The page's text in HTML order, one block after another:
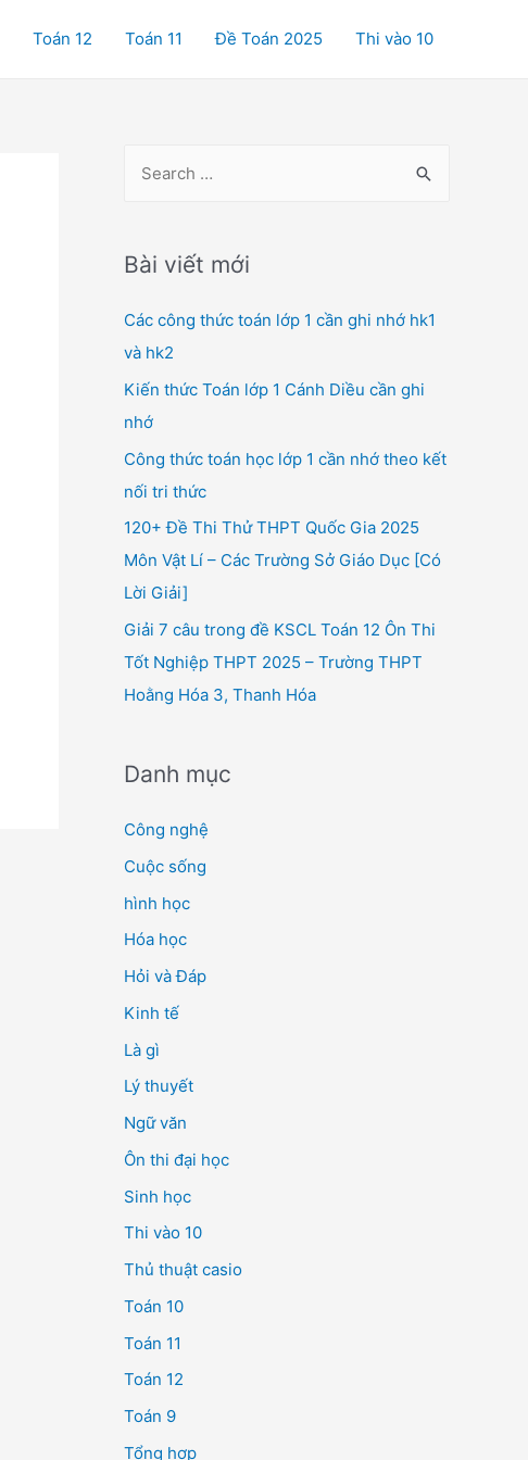
Toán 12 Toán 11 Đề Toán 2025 Thi vào 10
r
h
f
o
r
:
Bài viết mới
Các công thức toán lớp 1 cần ghi nhớ hk1
và hk2
Kiến thức Toán lớp 1 Cánh Diều cần ghi
nhớ
Công thức toán học lớp 1 cần nhớ theo kết
nối tri thức
120+ Đề Thi Thử THPT Quốc Gia 2025
Môn Vật Lí – Các Trường Sở Giáo Dục [Có
Lời Giải]
Giải 7 câu trong đề KSCL Toán 12 Ôn Thi
Tốt Nghiệp THPT 2025 – Trường THPT
Hoằng Hóa 3, Thanh Hóa
Danh mục
Công nghệ
Cuộc sống
hình học
Hóa học
Hỏi và Đáp
Kinh tế
Là gì
Lý thuyết
Ngữ văn
Ôn thi đại học
Sinh học
Thi vào 10
Thủ thuật casio
Toán 10
Toán 11
Toán 12
Toán 9
Tổng hợp